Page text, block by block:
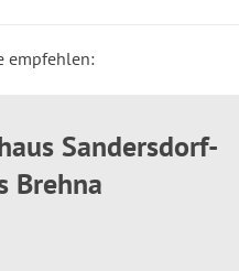
empfehlen:
Sandersdorf-
Brehna